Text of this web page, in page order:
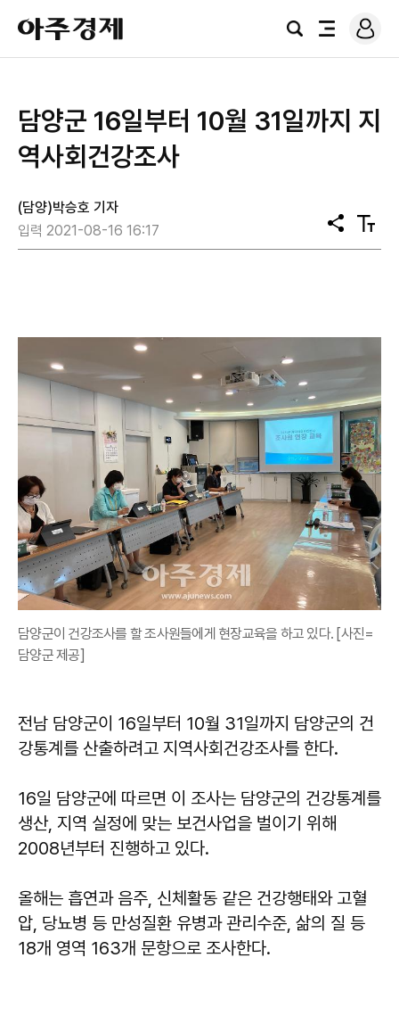
아
주
경
검
전
로
그
담양군 16일부터 10월 31일까지 지
역사회건강조사
(담양)박승호 기자
입력 2021-08-16 16:17
공
유
텍
스
담양군이 건강조사를 할 조사원들에게 현장교육을 하고 있다. [사진=
담양군 제공]
전남 담양군이 16일부터 10월 31일까지 담양군의 건
강통계를 산출하려고 지역사회건강조사를 한다.
16일 담양군에 따르면 이 조사는 담양군의 건강통계를
생산, 지역 실정에 맞는 보건사업을 벌이기 위해
2008년부터 진행하고 있다.
올해는 흡연과 음주, 신체활동 같은 건강행태와 고혈
압, 당뇨병 등 만성질환 유병과 관리수준, 삶의 질 등
18개 영역 163개 문항으로 조사한다.